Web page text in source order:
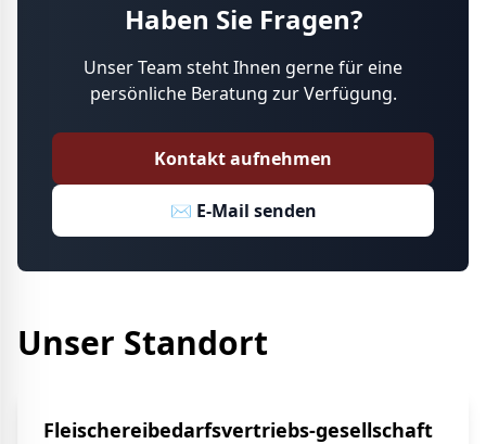
Haben Sie Fragen?
Unser Team steht Ihnen gerne für eine
persönliche Beratung zur Verfügung.
Kontakt aufnehmen
✉️ E-Mail senden
Unser Standort
Fleischereibedarfsvertriebs-gesellschaft